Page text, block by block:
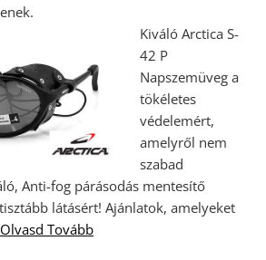
Kiváló Arctica S-
42 P
Napszemüveg a
tökéletes
védelemért,
amelyről nem
szabad
Anti-fog párásodás mentesítő
látásért! Ajánlatok, amelyeket
Olvasd Tovább